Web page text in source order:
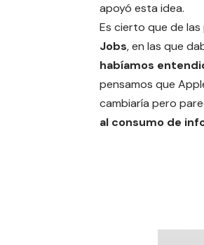
apoyó esta idea.
Es cierto que de
Jobs, en las que
habíamos
pensamos que
cambiaría pero
al consumo de